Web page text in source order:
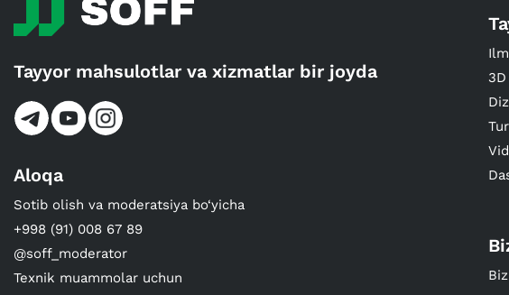
Tayyor mahsulotlar va xizmatlar bir joyda
Aloqa
Sotib olish va moderatsiya bo‘yicha
+998 (91) 008 67 89
@soff_moderator
Texnik muammolar uchun